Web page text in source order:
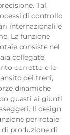
Tali
di controllo
internazionali e
La funzione
consiste nel
collegate,
corretto e le
dei treni,
dinamiche
guasti ai giunti
Il design
per rotaie
produzione di